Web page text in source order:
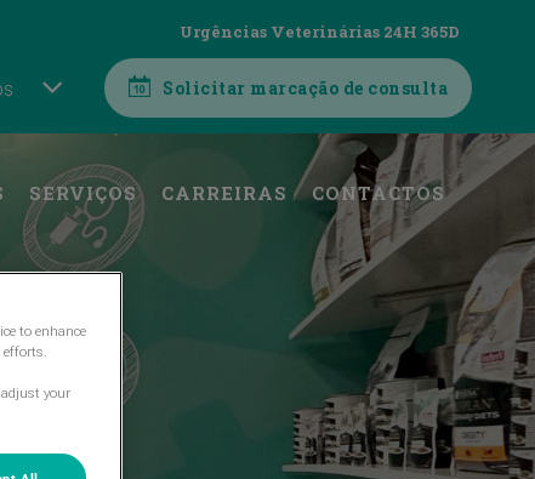
Urgências Veterinárias 24H 365D
Solicitar marcação de consulta
SERVIÇOS CARREIRAS CONTACTOS
to enhance
efforts.
your